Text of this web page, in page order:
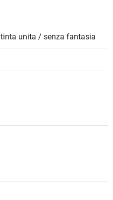
unita / senza fantasia